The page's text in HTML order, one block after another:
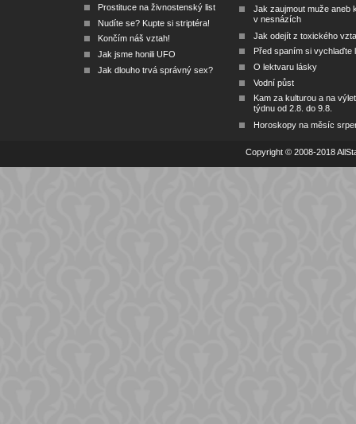
Prostituce na živnostenský list
Nudíte se? Kupte si striptéra!
Končím náš vztah!
Jak jsme honili UFO
Jak dlouho trvá správný sex?
Jak zaujmout muže aneb
v nesnázích
Jak odejít z toxického
Před spaním si vychlaďte
O lektvaru lásky
Vodní půst
Kam za kulturou a na
týdnu od 2.8. do 9.8.
Horoskopy na měsíc
Copyright © 2008-2018